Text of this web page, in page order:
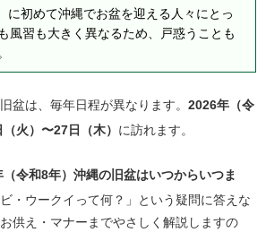
に初めて沖縄でお盆を迎える人々にとっ
風習も大きく異なるため、戸惑うことも
盆は、毎年日程が異なります。2026年（令
火）〜27日（木） に訪れます。
令和8年）沖縄の旧盆はいつからいつま
ビ・ウークイって何？」という疑問に答えな
供え・マナーまでやさしく解説しますの